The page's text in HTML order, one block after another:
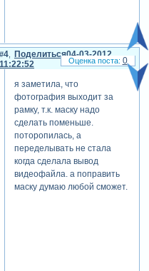
Поделиться
4
04-03-2012
11:22:52
я заметила, что
фотография выходит за
рамку, т.к. маску надо
сделать поменьше.
поторопилась, а
переделывать не стала
когда сделала вывод
видеофайла. а поправить
маску думаю любой сможет.
0